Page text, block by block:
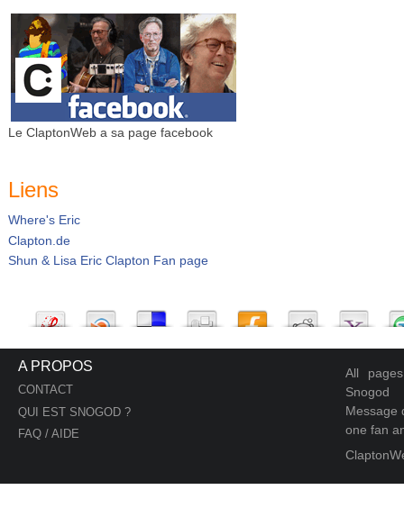
Le ClaptonWeb a sa page facebook
Liens
Where's Eric
Clapton.de
Shun & Lisa Eric Clapton Fan page
A PROPOS
CONTACT
QUI EST SNOGOD ?
FAQ / AIDE
All
Snogod
Message
one fan